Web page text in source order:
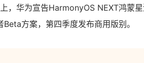
，华为宣告HarmonyOS NEXT鸿蒙
方案，第四季度发布商用版别。